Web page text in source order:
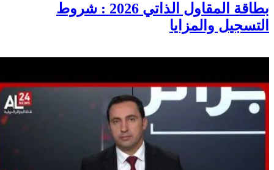
بطاقة المقاول الذاتي 2026 : شروط
التسجيل والمزايا